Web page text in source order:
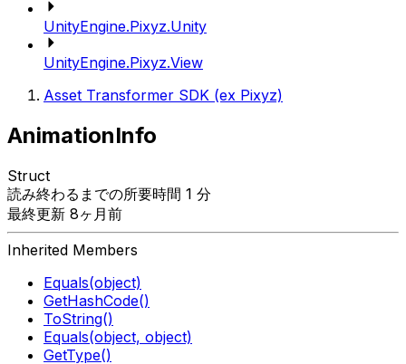
UnityEngine.Pixyz.Unity
UnityEngine.Pixyz.View
Asset Transformer SDK (ex Pixyz)
AnimationInfo
Struct
読み終わるまでの所要時間 1 分
最終更新 8ヶ月前
Inherited Members
Equals(object)
GetHashCode()
ToString()
Equals(object, object)
GetType()